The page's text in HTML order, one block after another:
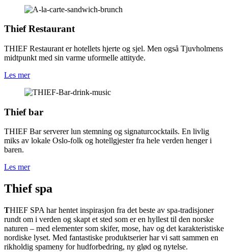
Thief Restaurant
THIEF Restaurant er hotellets hjerte og sjel. Men også Tjuvholmens
midtpunkt med sin varme uformelle attityde.
Les mer
Thief bar
THIEF Bar serverer lun stemning og signaturcocktails. En livlig
miks av lokale Oslo-folk og hotellgjester fra hele verden henger i
baren.
Les mer
Thief spa
THIEF SPA har hentet inspirasjon fra det beste av spa-tradisjoner
rundt om i verden og skapt et sted som er en hyllest til den norske
naturen – med elementer som skifer, mose, hav og det karakteristiske
nordiske lyset. Med fantastiske produktserier har vi satt sammen en
rikholdig spameny for hudforbedring, ny glød og nytelse.